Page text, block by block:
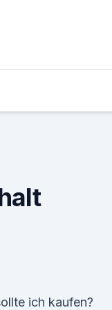
ich kaufen?